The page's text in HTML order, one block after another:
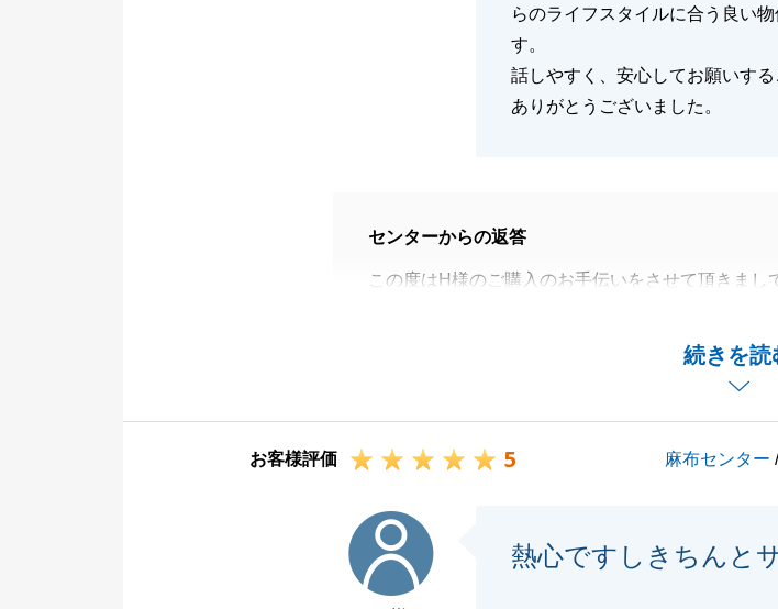
らのライフスタイルに合う良い
す。
話しやすく、安心してお願いする
ありがとうございました。
続きを読
センターからの返答
この度はH様のご購入のお手伝いをさせて頂きまし
H様ご家族様のお手伝いをさせて頂けました事、非
閉じる
お客様評価 5 麻布センター
熱心ですしきちんと